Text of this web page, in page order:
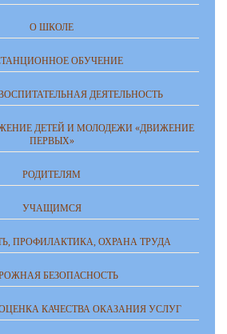
О ШКОЛЕ
ОБУЧЕНИЕ
ДЕЯТЕЛЬНОСТЬ
ДЕТЕЙ И МОЛОДЕЖИ «ДВИЖЕНИЕ
ПЕРВЫХ»
РОДИТЕЛЯМ
УЧАЩИМСЯ
ПРОФИЛАКТИКА, ОХРАНА ТРУДА
БЕЗОПАСНОСТЬ
КАЧЕСТВА ОКАЗАНИЯ УСЛУГ